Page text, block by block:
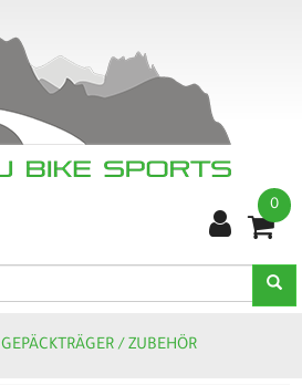
0
GEPÄCKTRÄGER / ZUBEHÖR